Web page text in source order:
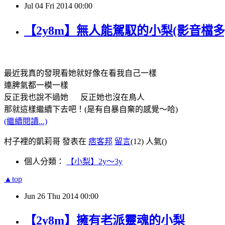
Jul 04 Fri 2014 00:00
【2y8m】無人能駕馭的小梨(影音檔
最近我真的發現看她就好像在看我自己一樣
連脾氣都一模一樣
反正我也說不過她 反正她也沒在鳥人
那就這樣繼續下去吧！(是有自暴自棄的感覺～哈)
(繼續閱讀...)
村子裡的凱莉哥 發表在 痞客邦 留言(12) 人氣()
個人分類： 【小梨】2y～3y
▲top
Jun 26 Thu 2014 00:00
【2y8m】擁有老派靈魂的小梨